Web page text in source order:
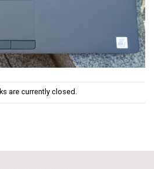
are currently closed.